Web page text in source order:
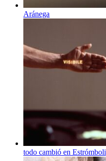
Aránega
todo cambió en Estrómboli